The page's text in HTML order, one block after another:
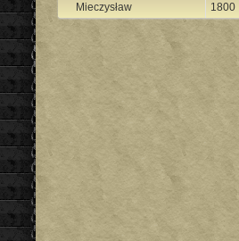
Mieczysław
1800